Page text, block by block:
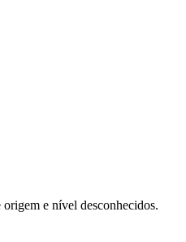
e nível desconhecidos.